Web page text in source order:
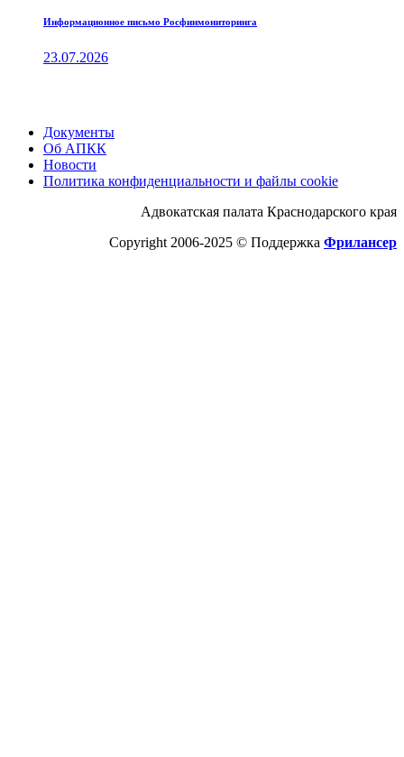
Информационное письмо Росфинмониторинга
23.07.2026
Документы
Об АПКК
Новости
Политика конфиденциальности и файлы cookie
Адвокатская палата Краснодарского края
Copyright 2006-2025 © Поддержка Фрилансер